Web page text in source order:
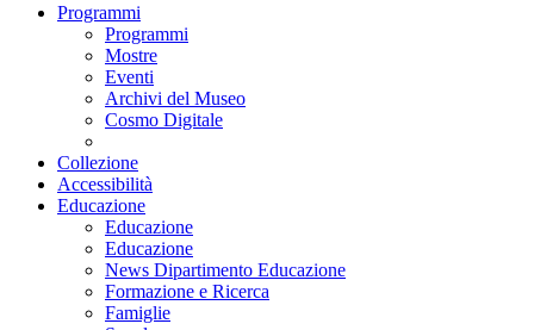
Programmi
Programmi
Mostre
Eventi
Archivi del Museo
Cosmo Digitale
Collezione
Accessibilità
Educazione
Educazione
Educazione
News Dipartimento Educazione
Formazione e Ricerca
Famiglie